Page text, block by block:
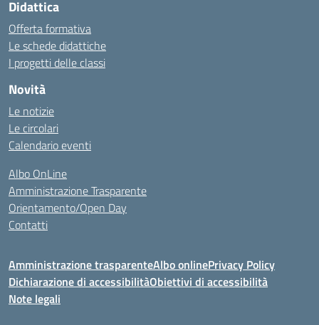
Didattica
Offerta formativa
Le schede didattiche
I progetti delle classi
Novità
Le notizie
Le circolari
Calendario eventi
Albo OnLine
Amministrazione Trasparente
Orientamento/Open Day
Contatti
Amministrazione trasparenteAlbo onlinePrivacy Policy
Dichiarazione di accessibilitàObiettivi di accessibilità
Note legali